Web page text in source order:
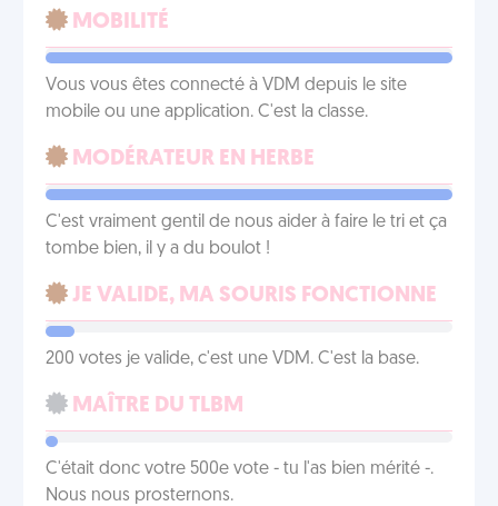
MOBILITÉ
Vous vous êtes connecté à VDM depuis le site
mobile ou une application. C'est la classe.
MODÉRATEUR EN HERBE
C'est vraiment gentil de nous aider à faire le tri et ça
tombe bien, il y a du boulot !
JE VALIDE, MA SOURIS FONCTIONNE
200 votes je valide, c'est une VDM. C'est la base.
MAÎTRE DU TLBM
C'était donc votre 500e vote - tu l'as bien mérité -.
Nous nous prosternons.